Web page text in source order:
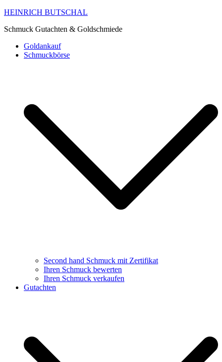
HEINRICH BUTSCHAL
Schmuck Gutachten & Goldschmiede
Goldankauf
Schmuckbörse
Second hand Schmuck mit Zertifikat
Ihren Schmuck bewerten
Ihren Schmuck verkaufen
Gutachten